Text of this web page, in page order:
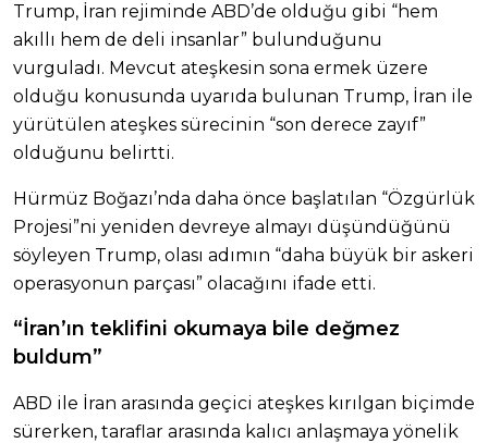
Trump, İran rejiminde ABD’de olduğu gibi “hem
akıllı hem de deli insanlar” bulunduğunu
vurguladı. Mevcut ateşkesin sona ermek üzere
olduğu konusunda uyarıda bulunan Trump, İran ile
yürütülen ateşkes sürecinin “son derece zayıf”
olduğunu belirtti.
Hürmüz Boğazı’nda daha önce başlatılan “Özgürlük
Projesi”ni yeniden devreye almayı düşündüğünü
söyleyen Trump, olası adımın “daha büyük bir askeri
operasyonun parçası” olacağını ifade etti.
“İran’ın teklifini okumaya bile değmez
buldum”
ABD ile İran arasında geçici ateşkes kırılgan biçimde
sürerken, taraflar arasında kalıcı anlaşmaya yönelik